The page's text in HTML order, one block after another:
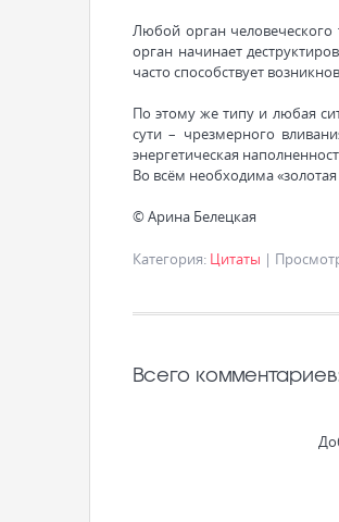
Любой орган
орган начинает
часто способствует
По этому же типу и любая
сути – чрезмерного
энергетическая
Во всём необходима «золотая
© Арина Белецкая
Категория: Цитаты |
Всего комментариев